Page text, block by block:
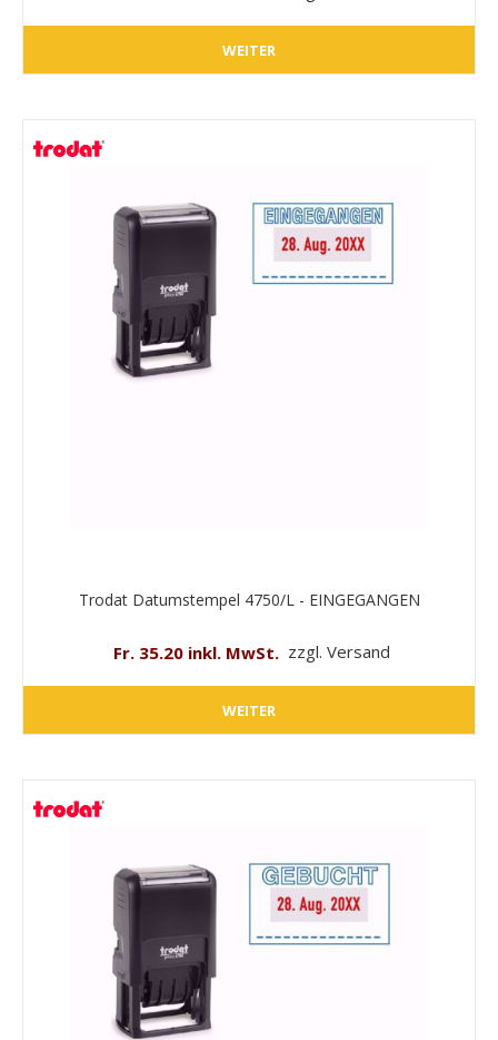
WEITER
Trodat Datumstempel 4750/L - EINGEGANGEN
Fr. 35.20 inkl. MwSt. zzgl. Versand
WEITER